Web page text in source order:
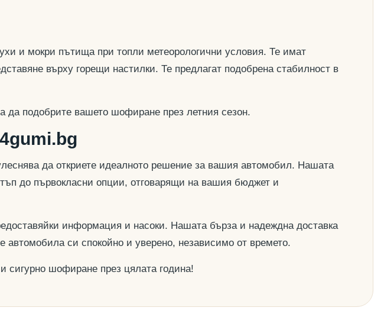
и мокри пътища при топли метеорологични условия. Те имат
върху горещи настилки. Те предлагат подобрена стабилност в
да подобрите вашето шофиране през летния сезон.
да откриете идеалното решение за вашия автомобил. Нашата
до първокласни опции, отговарящи на вашия бюджет и
информация и насоки. Нашата бърза и надеждна доставка
си спокойно и уверено, независимо от времето.
сигурно шофиране през цялата година!